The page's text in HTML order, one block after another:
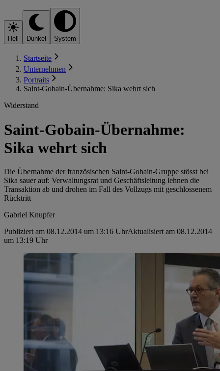
Hell Dunkel System
Startseite
Unternehmen
Portraits
Saint-Gobain-Übernahme: Sika wehrt sich
Widerstand
Saint-Gobain-Übernahme:
Sika wehrt sich
Die Übernahme der französischen Saint-Gobain-Gruppe stösst bei
Sika sauer auf: Verwaltungsrat und Geschäftsleitung lehnen die
Transaktion ab und drohen im Fall des Vollzugs mit geschlossenem
Rücktritt
Gabriel Knupfer
Publiziert am 08.12.2014 um 13:16 UhrAktualisiert am 08.12.2014
um 13:19 Uhr